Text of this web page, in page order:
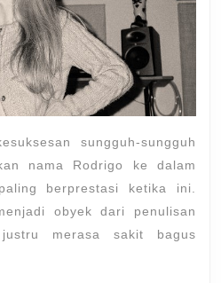
sungguh-sungguh
nama Rodrigo ke dalam
berprestasi ketika ini.
obyek dari penulisan
merasa sakit bagus